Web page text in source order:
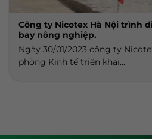
Công ty Nicotex Hà Nội trình
bay nông nghiệp.
Ngày 30/01/2023 công ty
phòng Kinh tế triển khai...